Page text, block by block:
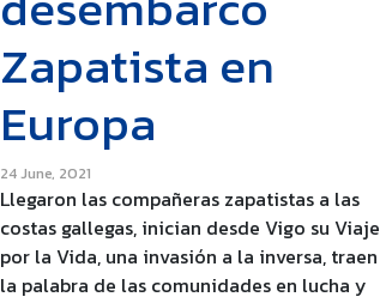
Zapatista en
Europa
24 June, 2021
Llegaron las compañeras zapatistas a las
costas gallegas, inician desde Vigo su Viaje
por la Vida, una invasión a la inversa, traen
la palabra de las comunidades en lucha y